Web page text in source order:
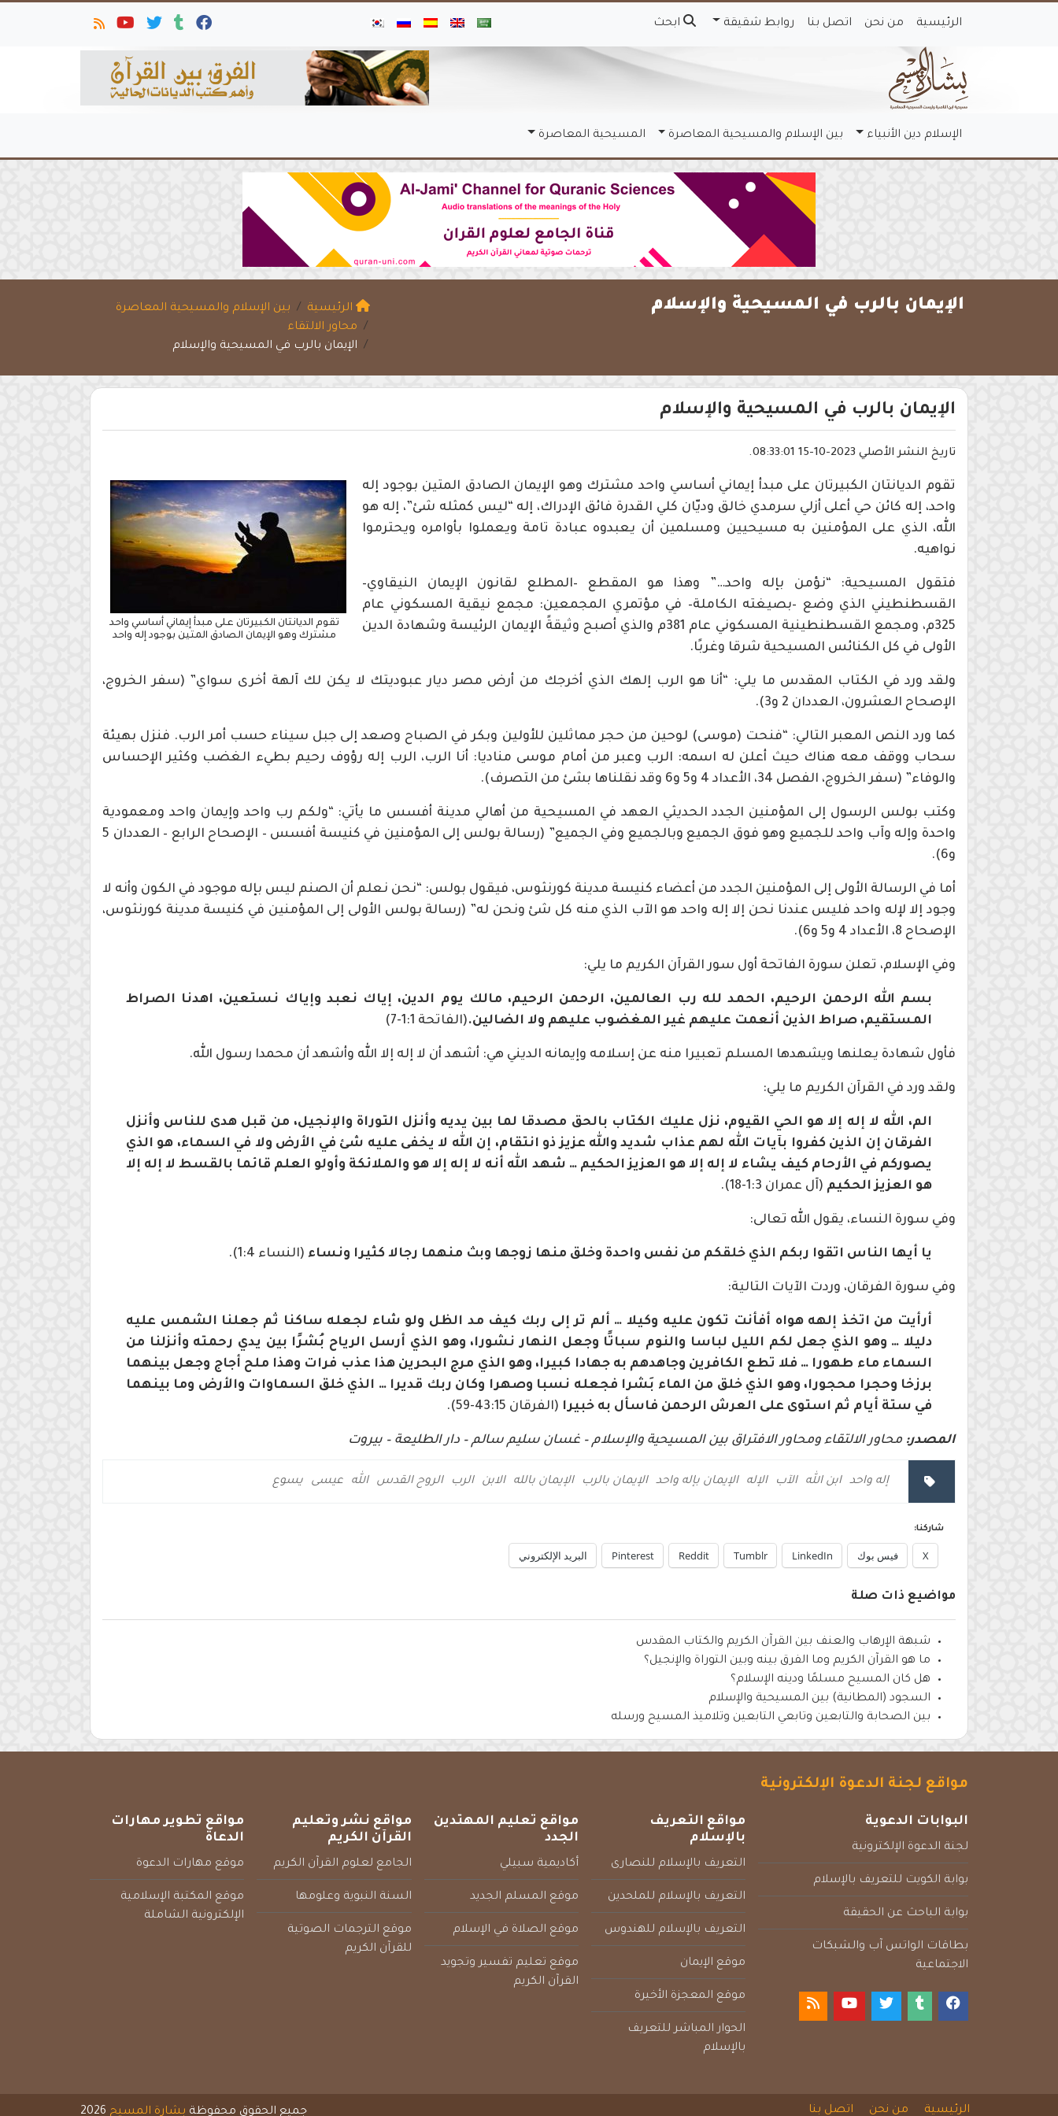
الرئيسية من نحن اتصل بنا روابط شقيقة ابحث
الإسلام دين الأنبياء بين الإسلام والمسيحية المعاصرة المسيحية المعاصرة
الإيمان بالرب في المسيحية والإسلام الرئيسية
بين الإسلام والمسيحية المعاصرة
محاور الالتقاء
الإيمان بالرب في المسيحية والإسلام
الإيمان بالرب في المسيحية والإسلام
تاريخ النشر الأصلي 2023-10-15 08:33:01.
تقوم الديانتان الكبيرتان على مبدأ إيماني أساسي واحد
مشترك وهو الإيمان الصادق المتين بوجود إله واحد
تقوم الديانتان الكبيرتان على مبدأ إيماني أساسي واحد مشترك وهو الإيمان الصادق المتين بوجود إله
واحد، إله كائن حي أعلى أزلي سرمدي خالق وديّان كلي القدرة فائق الإدراك، إله “ليس كمثله شئ”، إله هو
الله، الذي على المؤمنين به مسيحيين ومسلمين أن يعبدوه عبادة تامة ويعملوا بأوامره ويحترموا
نواهيه.
فتقول المسيحية: “نؤمن بإله واحد…” وهذا هو المقطع –المطلع لقانون الإيمان النيقاوي–
القسطنطيني الذي وضع –بصيغته الكاملة– في مؤتمري المجمعين: مجمع نيقية المسكوني عام
325م، ومجمع القسطنطينية المسكوني عام 381م والذي أصبح وثيقةً الإيمان الرئيسة وشهادة الدين
الأولى في كل الكنائس المسيحية شرقا وغربًا.
ولقد ورد في الكتاب المقدس ما يلي: “أنا هو الرب إلهك الذي أخرجك من أرض مصر ديار عبوديتك لا يكن لك آلهة أخرى سواي” (سفر الخروج،
الإصحاح العشرون، العددان 2 و3).
كما ورد النص المعبر التالي: “فنحت (موسى) لوحين من حجر مماثلين للأولين وبكر في الصباح وصعد إلى جبل سيناء حسب أمر الرب. فنزل بهيئة
سحاب ووقف معه هناك حيث أعلن له اسمه: الرب وعبر من أمام موسى مناديا: أنا الرب، الرب إله رؤوف رحيم بطيء الغضب وكثير الإحساس
والوفاء” (سفر الخروج، الفصل 34، الأعداد 4 و5 و6 وقد نقلناها بشئ من التصرف).
وكتب بولس الرسول إلى المؤمنين الجدد الحديثي العهد في المسيحية من أهالي مدينة أفسس ما يأتي: “ولكم رب واحد وإيمان واحد ومعمودية
واحدة وإله وآب واحد للجميع وهو فوق الجميع وبالجميع وفي الجميع” (رسالة بولس إلى المؤمنين في كنيسة أفسس – الإصحاح الرابع – العددان 5
و6).
أما في الرسالة الأولى إلى المؤمنين الجدد من أعضاء كنيسة مدينة كورنثوس، فيقول بولس: “نحن نعلم أن الصنم ليس بإله موجود في الكون وأنه لا
وجود إلا لإله واحد فليس عندنا نحن إلا إله واحد هو الآب الذي منه كل شئ ونحن له” (رسالة بولس الأولى إلى المؤمنين في كنيسة مدينة كورنثوس،
الإصحاح 8، الأعداد 4 و5 و6).
وفي الإسلام، تعلن سورة الفاتحة أول سور القرآن الكريم ما يلي:
بسم الله الرحمن الرحيم، الحمد لله رب العالمين، الرحمن الرحيم، مالك يوم الدين، إياك نعبد وإياك نستعين، اهدنا الصراط
المستقيم، صراط الذين أنعمت عليهم غير المغضوب عليهم ولا الضالين.(الفاتحة 1:1-7)
فأول شهادة يعلنها ويشهدها المسلم تعبيرا منه عن إسلامه وإيمانه الديني هي: أشهد أن لا إله إلا الله وأشهد أن محمدا رسول الله.
ولقد ورد في القرآن الكريم ما يلي:
الم، الله لا إله إلا هو الحي القيوم، نزل عليك الكتاب بالحق مصدقا لما بين يديه وأنزل التوراة والإنجيل، من قبل هدى للناس وأنزل
الفرقان إن الذين كفروا بآيات الله لهم عذاب شديد والله عزيز ذو انتقام، إن الله لا يخفى عليه شئ في الأرض ولا في السماء، هو الذي
يصوركم في الأرحام كيف يشاء لا إله إلا هو العزيز الحكيم … شهد الله أنه لا إله إلا هو والملائكة وأولو العلم قائما بالقسط لا إله إلا
هو العزيز الحكيم (آل عمران 1:3-18).
وفي سورة النساء، يقول الله تعالى:
يا أيها الناس اتقوا ربكم الذي خلقكم من نفس واحدة وخلق منها زوجها وبث منهما رجالا كثيرا ونساء (النساء 1:4).
وفي سورة الفرقان، وردت الآيات التالية:
أرأيت من اتخذ إلهه هواه أفأنت تكون عليه وكيلا … ألم تر إلى ربك كيف مد الظل ولو شاء لجعله ساكنا ثم جعلنا الشمس عليه
دليلا … وهو الذي جعل لكم الليل لباسا والنوم سباتًا وجعل النهار نشورا، وهو الذي أرسل الرياح بُشرًا بين يدي رحمته وأنزلنا من
السماء ماء طهورا … فلا تطع الكافرين وجاهدهم به جهادا كبيرا، وهو الذي مرج البحرين هذا عذب فرات وهذا ملح أجاج وجعل بينهما
برزخا وحجرا محجورا، وهو الذي خلق من الماء بَشرا فجعله نسبا وصهرا وكان ربك قديرا … الذي خلق السماوات والأرض وما بينهما
في ستة أيام ثم استوى على العرش الرحمن فاسأل به خبيرا (الفرقان 43:15-59).
المصدر: محاور الالتقاء ومحاور الافتراق بين المسيحية والإسلام – غسان سليم سالم – دار الطليعة – بيروت
إله واحد ابن الله الآب الإله الإيمان بإله واحد الإيمان بالرب الإيمان بالله الابن الرب الروح القدس الله عيسى يسوع
شاركنا:
X فيس بوك LinkedIn
Tumblr
Reddit
Pinterest البريد الإلكتروني
مواضيع ذات صلة
شبهة الإرهاب والعنف بين القرآن الكريم والكتاب المقدس
ما هو القرآن الكريم وما الفرق بينه وبين التوراة والإنجيل؟
هل كان المسيح مسلمًا ودينه الإسلام؟
السجود (المطانية) بين المسيحية والإسلام
بين الصحابة والتابعين وتابعي التابعين وتلاميذ المسيح ورسله
مواقع لجنة الدعوة الإلكترونية
البوابات الدعوية
لجنة الدعوة الإلكترونية
بوابة الكويت للتعريف بالإسلام
بوابة الباحث عن الحقيقة
بطاقات الواتس آب والشبكات
الاجتماعية
مواقع التعريف
بالإسلام
التعريف بالإسلام للنصارى
التعريف بالإسلام للملحدين
التعريف بالإسلام للهندوس
موقع الإيمان
موقع المعجزة الأخيرة
الحوار المباشر للتعريف
بالإسلام
مواقع تعليم المهتدين
الجدد
أكاديمية سبيلي
موقع المسلم الجديد
موقع الصلاة في الإسلام
موقع تعليم تفسير وتجويد
القرآن الكريم
مواقع نشر وتعليم
القرآن الكريم
الجامع لعلوم القرآن الكريم
السنة النبوية وعلومها
موقع الترجمات الصوتية
للقرآن الكريم
مواقع تطوير مهارات
الدعاة
موقع مهارات الدعوة
موقع المكتبة الإسلامية
الإلكترونية الشاملة
الرئيسية من نحن اتصل بنا جميع الحقوق محفوظة بشارة المسيح